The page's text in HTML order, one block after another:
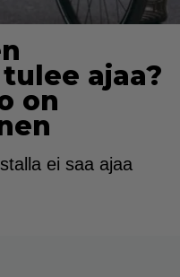
ajaa?
on
ei saa ajaa